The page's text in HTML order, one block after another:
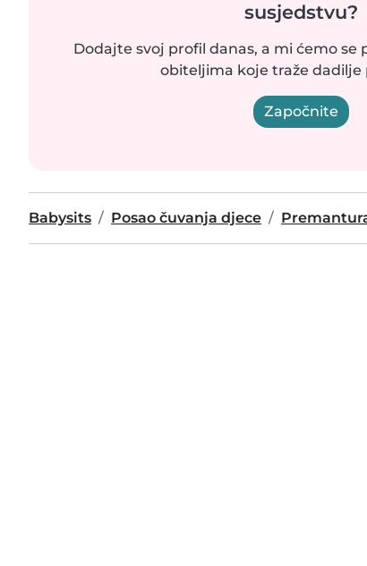
susjedstvu?
Dodajte svoj profil danas, a mi ćemo se
obiteljima koje traže dadilje
Započnite
Babysits Posao čuvanja djece